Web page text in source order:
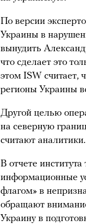
По версии
Украины в
вынудить
что сделает это
этом ISW считает,
регионы Украины
Другой целью
на северную
считают аналитики.
В отчете
информационные
флагом» в
обращают
Украину в